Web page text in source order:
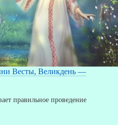
Весты, Великдень —
правильное проведение